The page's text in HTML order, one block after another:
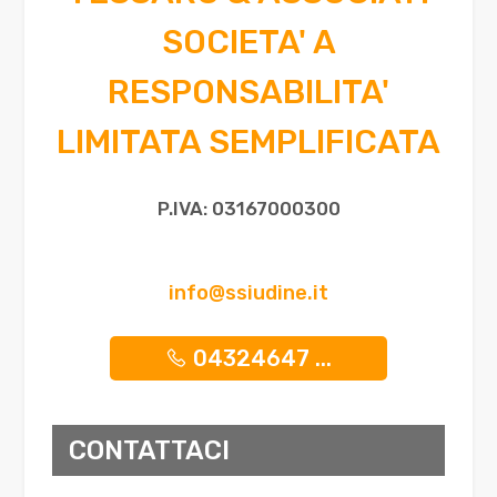
Tapparelle
SOCIETA' A
RESPONSABILITA'
LIMITATA SEMPLIFICATA
P.IVA: 03167000300
info@ssiudine.it
04324647 ...
CONTATTACI
Arredato
Nuova costruzione